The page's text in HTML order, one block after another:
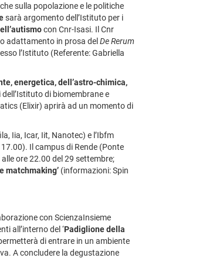
sulla popolazione e le politiche
sarà argomento dell’Istituto per i
con Cnr-Isasi. Il Cnr
adattamento in prosa del De Rerum
l’Istituto (Referente: Gabriella
energetica, dell’astro-chimica,
di biomembrane e
(Elixir) aprirà ad un momento di
Iia, Icar, Iit, Nanotec) e l’Ibfm
Il campus di Rende (Ponte
ore 22.00 del 29 settembre;
matchmaking’ (informazioni: Spin
con ScienzaInsieme
all’interno del ‘Padiglione della
di entrare in un ambiente
A concludere la degustazione